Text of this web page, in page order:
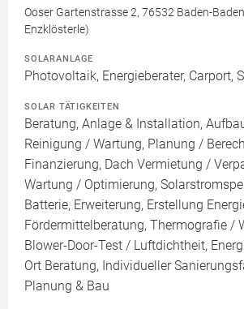
Ooser Gartenstrasse 2, 76532 Baden-
Enzklösterle)
SOLARANLAGE
Photovoltaik, Energieberater, Carport,
SOLAR TÄTIGKEITEN
Beratung, Anlage & Installation,
Reinigung / Wartung, Planung /
Finanzierung, Dach Vermietung /
Wartung / Optimierung,
Batterie, Erweiterung, Erstellung
Fördermittelberatung, Thermografie /
Blower-Door-Test / Luftdichtheit,
Ort Beratung, Individueller
Planung & Bau